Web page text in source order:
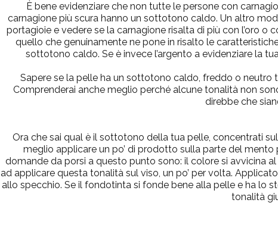
È bene evidenziare che non tutte le persone con
carnagione più scura hanno un sottotono caldo. Un altro
portagioie e vedere se la carnagione risalta di più con l’oro o
quello che genuinamente ne pone in risalto le
sottotono caldo. Se è invece l’argento a evidenziare la
Sapere se la pelle ha un sottotono caldo, freddo o
Comprenderai anche meglio perché alcune tonalità non
direbbe che
Ora che sai qual è il sottotono della tua pelle, concentrati
meglio applicare un po’ di prodotto sulla parte del
domande da porsi a questo punto sono: il colore si avvicina
ad applicare questa tonalità sul viso, un po’ per volta.
allo specchio. Se il fondotinta si fonde bene alla pelle e ha lo
tonalità